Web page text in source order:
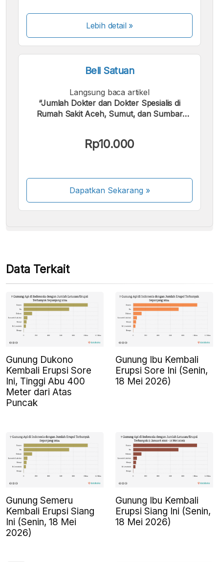
Lebih detail »
Beli Satuan
Langsung baca artikel
“Jumlah Dokter dan Dokter Spesialis di
Rumah Sakit Aceh, Sumut, dan Sumbar
Rp10.000
Dapatkan Sekarang»
Beberapa metode pembayaran masih dalam
Data Terkait
Gunung Dukono
Kembali Erupsi Sore
Ini, Tinggi Abu 400
Meter dari Atas
Puncak
Gunung Ibu Kembali
Erupsi Sore Ini (Senin,
18 Mei 2026)
Gunung Semeru
Kembali Erupsi Siang
Ini (Senin, 18 Mei
2026)
Gunung Ibu Kembali
Erupsi Siang Ini (Senin,
18 Mei 2026)